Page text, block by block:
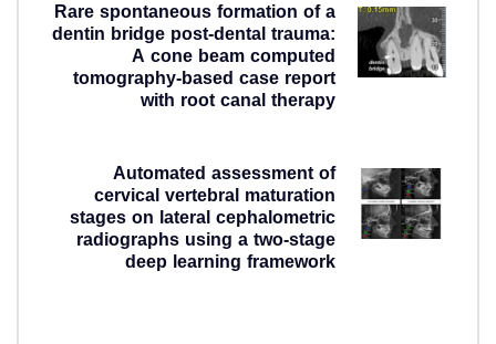
Rare spontaneous formation of a
dentin bridge post-dental trauma:
A cone beam computed
tomography-based case report
with root canal therapy
Automated assessment of
cervical vertebral maturation
stages on lateral cephalometric
radiographs using a two-stage
deep learning framework